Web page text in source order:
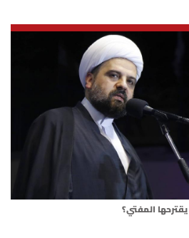
المفتي؟